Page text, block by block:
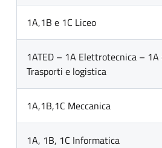
1A,1B e 1C Liceo
1ATED – 1A Elettrotecnica – 1A
Trasporti e logistica
1A,1B,1C Meccanica
1A, 1B, 1C Informatica